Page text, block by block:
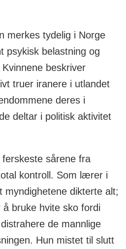
merkes tydelig i Norge
psykisk belastning og
beskriver
truer iranere i utlandet
deres i
deltar i politisk aktivitet
sårene fra
kontroll. Som lærer i
myndighetene dikterte alt;
bruke hvite sko fordi
de mannlige
Hun mistet til slutt